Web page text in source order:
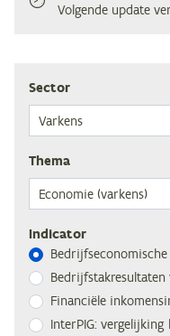
Volgende update
Sec­tor
The­ma
Indicator
Be­drijfs­tak­re­sul­ta­ten
Fi­nan­ci­ë­le
In­ter­PIG: